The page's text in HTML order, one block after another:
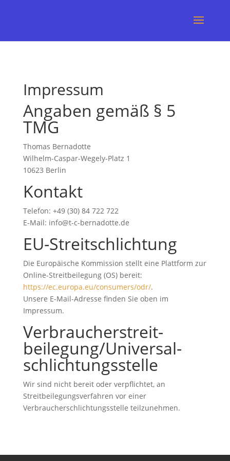
Impressum
Angaben gemäß § 5
TMG
Thomas Bernadotte
Wilhelm-Caspar-Wegely-Platz 1
10623 Berlin
Kontakt
Telefon: +49 (30) 84 722 722
E-Mail: info@t-c-bernadotte.de
EU-Streitschlichtung
Die Europäische Kommission stellt eine Plattform zur
Online-Streitbeilegung (OS) bereit:
https://ec.europa.eu/consumers/odr/.
Unsere E-Mail-Adresse finden Sie oben im
Impressum.
Verbraucher­streit­
beilegung/Universal­
schlichtungs­stelle
Wir sind nicht bereit oder verpflichtet, an
Streitbeilegungsverfahren vor einer
Verbraucherschlichtungsstelle teilzunehmen.